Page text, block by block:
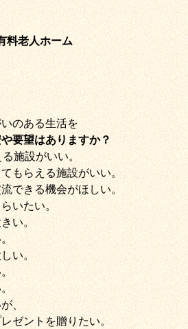
料老人ホーム
のある生活を
要望はありますか？
施設がいい。
もらえる施設がいい。
できる機会がほしい。
いたい。
い。
い。
、
ゼントを贈りたい。